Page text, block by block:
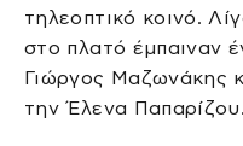
τηλεοπτικό κοινό.
στο πλατό έμπαιναν
Γιώργος Μαζωνάκης
την Έλενα Παπαρίζου.